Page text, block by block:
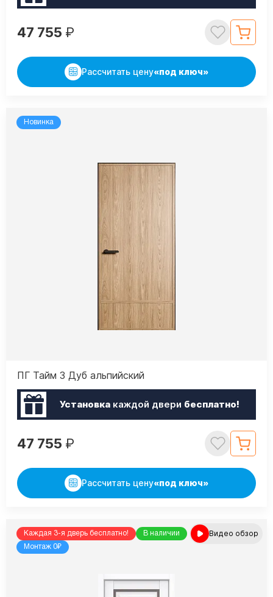
47 755 ₽
Рассчитать цену«под ключ»
Новинка
ПГ Тайм 3 Дуб альпийский
Установкакаждой двери бесплатно!
47 755 ₽
Рассчитать цену«под ключ»
Каждая 3-я дверь бесплатно!
В наличии
Монтаж 0₽
Видео обзор